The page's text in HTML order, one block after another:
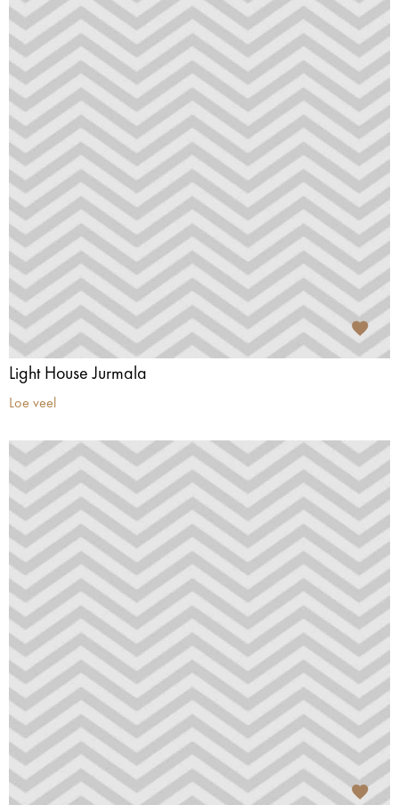
Light House Jurmala
Loe veel